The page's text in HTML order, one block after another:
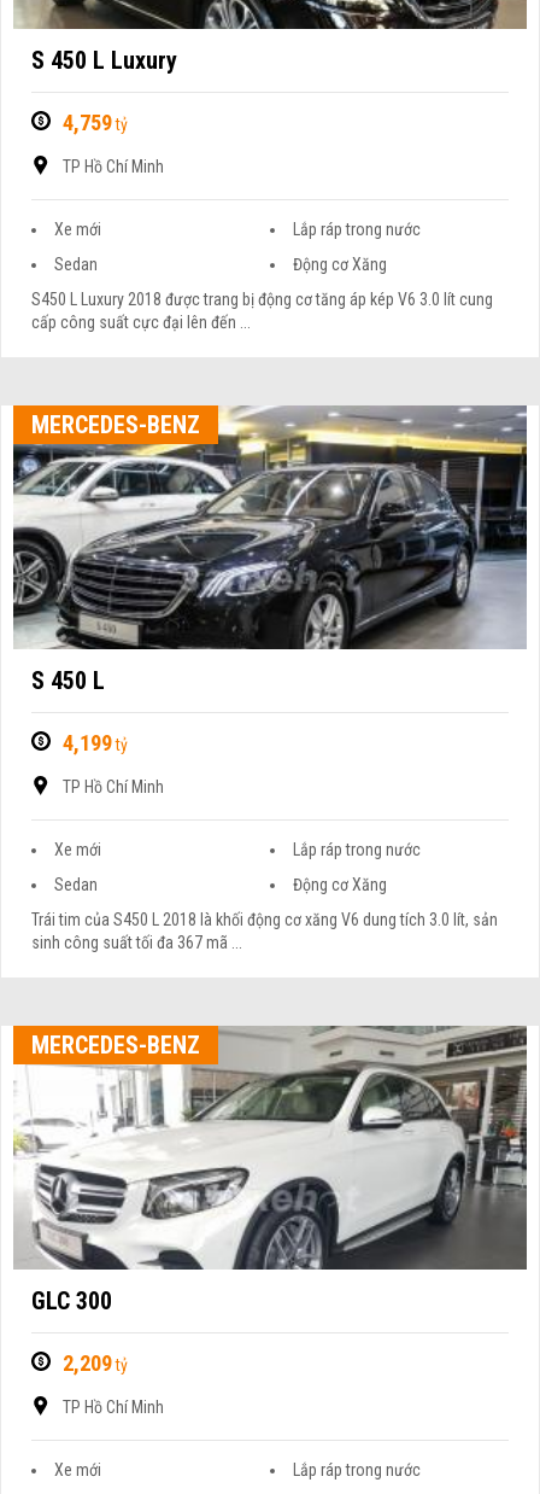
S 450 L Luxury
4,759tỷ
TP Hồ Chí Minh
Xe mới
Lắp ráp trong nước
Sedan
Động cơ Xăng
S450 L Luxury 2018 được trang bị động cơ tăng áp kép V6 3.0 lít cung
cấp công suất cực đại lên đến ...
MERCEDES-BENZ
S 450 L
4,199tỷ
TP Hồ Chí Minh
Xe mới
Lắp ráp trong nước
Sedan
Động cơ Xăng
Trái tim của S450 L 2018 là khối động cơ xăng V6 dung tích 3.0 lít, sản
sinh công suất tối đa 367 mã ...
MERCEDES-BENZ
GLC 300
2,209tỷ
TP Hồ Chí Minh
Xe mới
Lắp ráp trong nước